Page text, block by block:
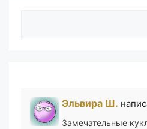
Эльвира Ш.
Замечательные